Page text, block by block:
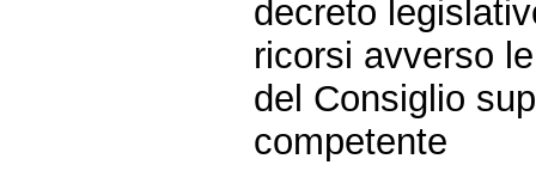
decreto
ricorsi avverso
del Consiglio
competente